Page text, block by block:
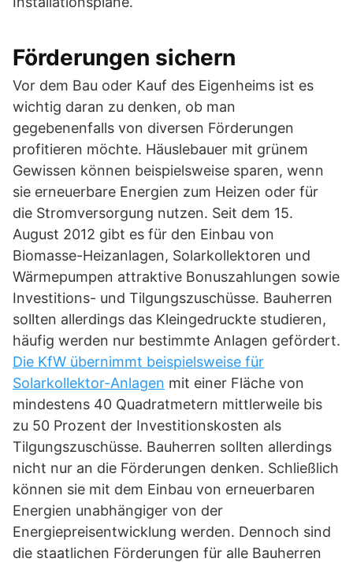
Förderungen sichern
Vor dem Bau oder Kauf des Eigenheims ist es
wichtig daran zu denken, ob man
gegebenenfalls von diversen Förderungen
profitieren möchte. Häuslebauer mit grünem
Gewissen können beispielsweise sparen, wenn
sie erneuerbare Energien zum Heizen oder für
die Stromversorgung nutzen. Seit dem 15.
August 2012 gibt es für den Einbau von
Biomasse-Heizanlagen, Solarkollektoren und
Wärmepumpen attraktive Bonuszahlungen sowie
Investitions- und Tilgungszuschüsse. Bauherren
sollten allerdings das Kleingedruckte studieren,
häufig werden nur bestimmte Anlagen gefördert.
Die KfW übernimmt beispielsweise für
Solarkollektor-Anlagen mit einer Fläche von
mindestens 40 Quadratmetern mittlerweile bis
zu 50 Prozent der Investitionskosten als
Tilgungszuschüsse. Bauherren sollten allerdings
nicht nur an die Förderungen denken. Schließlich
können sie mit dem Einbau von erneuerbaren
Energien unabhängiger von der
Energiepreisentwicklung werden. Dennoch sind
die staatlichen Förderungen für alle Bauherren